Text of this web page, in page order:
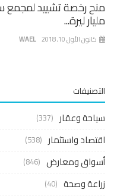
ليرة...
WAEL الأول 10, 2018
وعقار (337)
واستثمار (538)
ومعارض (846)
وصحة (40)